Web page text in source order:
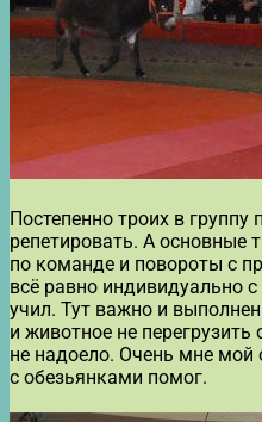
Постепенно троих в
репетировать. А основные
по команде и повороты с
всё равно индивидуально
учил. Тут важно и
и животное не
не надоело. Очень мне
с обезьянками помог.